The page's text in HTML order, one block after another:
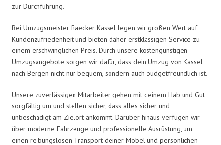
zur Durchführung.
Bei Umzugsmeister Baecker Kassel legen wir großen Wert auf
Kundenzufriedenheit und bieten daher erstklassigen Service zu
einem erschwinglichen Preis. Durch unsere kostengünstigen
Umzugsangebote sorgen wir dafür, dass dein Umzug von Kassel
nach Bergen nicht nur bequem, sondern auch budgetfreundlich ist.
Unsere zuverlässigen Mitarbeiter gehen mit deinem Hab und Gut
sorgfältig um und stellen sicher, dass alles sicher und
unbeschädigt am Zielort ankommt. Darüber hinaus verfügen wir
über moderne Fahrzeuge und professionelle Ausrüstung, um
einen reibungslosen Transport deiner Möbel und persönlichen